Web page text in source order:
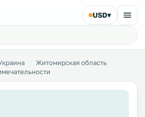
USD▾
Житомирская область